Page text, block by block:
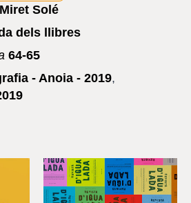
Solé
dels llibres
64-65
- Anoia - 2019,